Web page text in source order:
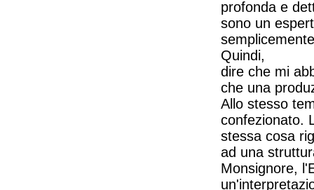
profonda e
sono un
Quindi,
dire che mi
che una
Allo stesso
confezionato.
stessa cosa
ad una
Monsignore,